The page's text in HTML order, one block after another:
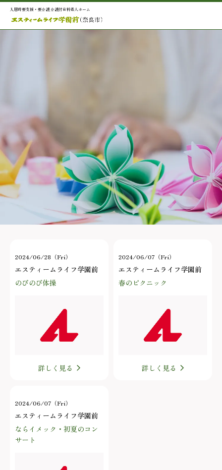
入居時要支援・要介護 介護付有料老人ホーム
2024/06/28（Fri）
エスティームライフ学園前
のびのび体操
詳しく見る
2024/06/07（Fri）
エスティームライフ学園前
春のピクニック
詳しく見る
2024/06/07（Fri）
エスティームライフ学園前
ならイメック・初夏のコン
サート